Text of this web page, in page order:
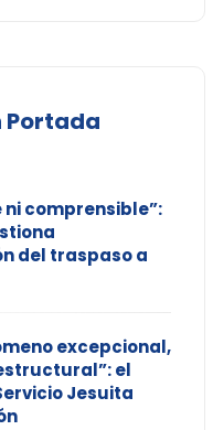
Portada
ni comprensible”:
del traspaso a
excepcional,
el
Jesuita